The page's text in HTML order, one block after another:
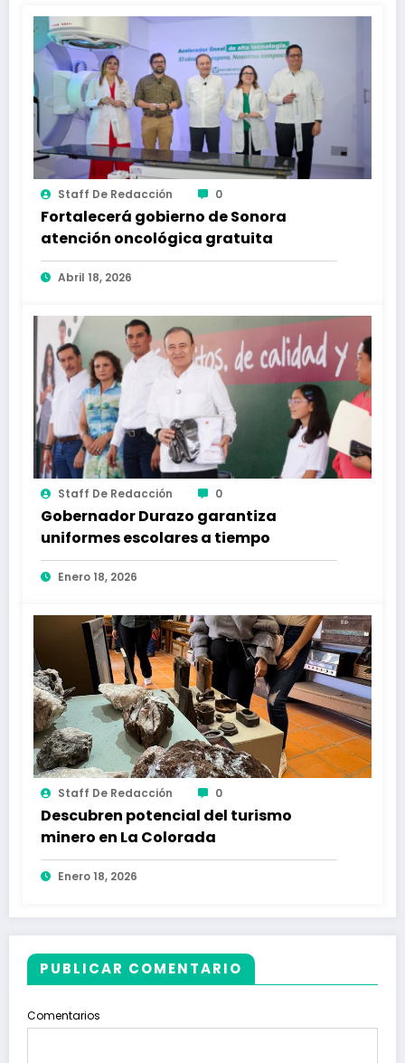
Staff De Redacción 0
Fortalecerá gobierno de Sonora
atención oncológica gratuita
Abril 18, 2026
Staff De Redacción 0
Gobernador Durazo garantiza
uniformes escolares a tiempo
Enero 18, 2026
Staff De Redacción 0
Descubren potencial del turismo
minero en La Colorada
Enero 18, 2026
PUBLICAR COMENTARIO
Comentarios